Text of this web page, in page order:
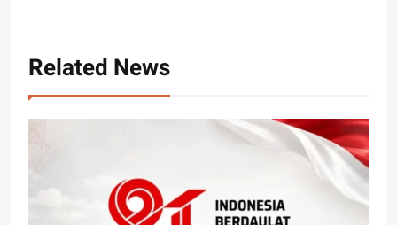
Related News